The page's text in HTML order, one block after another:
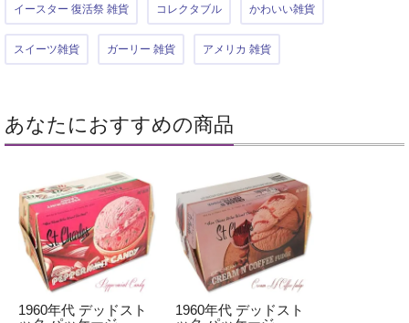
イースター 復活祭 雑貨 コレクタブル かわいい雑貨
スイーツ雑貨 ガーリー 雑貨 アメリカ 雑貨
あなたにおすすめの商品
1960年代 デッドスト
1960年代 デッドスト